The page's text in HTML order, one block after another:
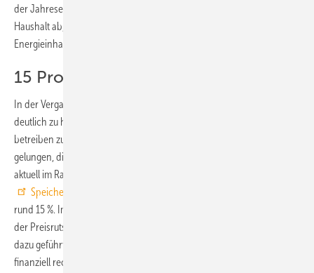
der Jahreserzeugung an Solarstrom und dem Jahresstrombedarf im
Haushalt ab, sowie vom Profil des Strombedarfs über Tag und vom
Energieinhalt des verwendeten Speichers.
15 Prozent Kostensenkung 2017
In der Vergangenheit waren die Kosten für die Batteriespeicher
deutlich zu hoch, um sie auch nur annähernd kostendeckend
betreiben zu können. Von Ende 2013 bis Ende 2017 ist es jedoch
gelungen, die Kosten zu halbieren. Die RWTH Aachen hat diese Zahlen
aktuell im Rahmen des Speicher-Monitorings veröffentlicht (
Speicher-Monitoringbericht
rund 15 %. Im Durchschnitt der im Bericht angegebenen Preise hat
der Preisrutsch trotz Bundes- oder Landesförderung aber noch nicht
dazu geführt, dass sich die Solarspeicher für Hauseigentümer
finanziell rechnen. Dafür müssen die Kosten noch etwas weiter